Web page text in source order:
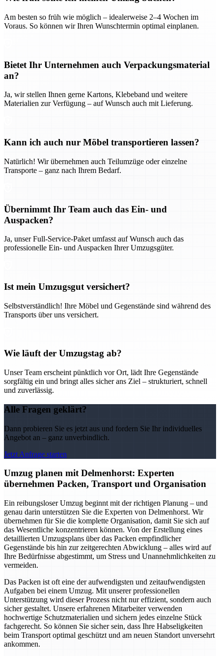
Am besten so früh wie möglich – idealerweise 2–4 Wochen im
Voraus. So können wir Ihren Wunschtermin optimal einplanen.
Bietet Ihr Unternehmen auch Verpackungsmaterial
an?
Ja, wir stellen Ihnen gerne Kartons, Klebeband und weitere
Materialien zur Verfügung – auf Wunsch auch mit Lieferung.
Kann ich auch nur Möbel transportieren lassen?
Natürlich! Wir übernehmen auch Teilumzüge oder einzelne
Transporte – ganz nach Ihrem Bedarf.
Übernimmt Ihr Team auch das Ein- und
Auspacken?
Ja, unser Full-Service-Paket umfasst auf Wunsch auch das
professionelle Ein- und Auspacken Ihrer Umzugsgüter.
Ist mein Umzugsgut versichert?
Selbstverständlich! Ihre Möbel und Gegenstände sind während des
Transports über uns versichert.
Wie läuft der Umzugstag ab?
Unser Team erscheint pünktlich vor Ort, lädt Ihre Gegenstände
sorgfältig ein und bringt alles sicher ans Ziel – strukturiert, schnell
und zuverlässig.
Alle Fragen geklärt?
Dann probieren Sie es jetzt aus und fordern Sie Ihr individuelles
Angebot an – ganz unverbindlich.
Jetzt Anfrage starten
Umzug planen mit Delmenhorst: Experten
übernehmen Packen, Transport und Organisation
Ein reibungsloser Umzug beginnt mit der richtigen Planung – und
genau darin unterstützen Sie die Experten von Delmenhorst. Wir
übernehmen für Sie die komplette Organisation, damit Sie sich auf
das Wesentliche konzentrieren können. Von der Erstellung eines
detaillierten Umzugsplans über das Packen empfindlicher
Gegenstände bis hin zur zeitgerechten Abwicklung – alles wird auf
Ihre Bedürfnisse abgestimmt, um Stress und Unannehmlichkeiten zu
vermeiden.
Das Packen ist oft eine der aufwendigsten und zeitaufwendigsten
Aufgaben bei einem Umzug. Mit unserer professionellen
Unterstützung wird dieser Prozess nicht nur effizient, sondern auch
sicher gestaltet. Unsere erfahrenen Mitarbeiter verwenden
hochwertige Schutzmaterialien und sichern jedes einzelne Stück
fachgerecht. So können Sie sicher sein, dass Ihre Habseligkeiten
beim Transport optimal geschützt und am neuen Standort unversehrt
ankommen.